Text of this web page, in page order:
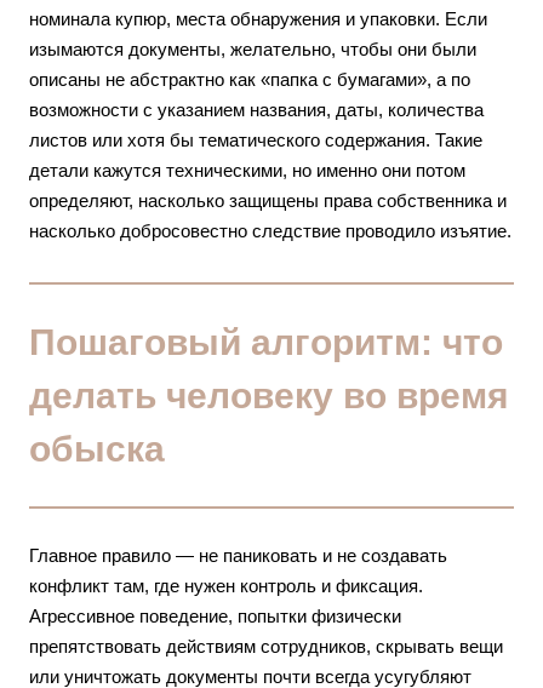
номинала купюр, места обнаружения и упаковки. Если
изымаются документы, желательно, чтобы они были
описаны не абстрактно как «папка с бумагами», а по
возможности с указанием названия, даты, количества
листов или хотя бы тематического содержания. Такие
детали кажутся техническими, но именно они потом
определяют, насколько защищены права собственника и
насколько добросовестно следствие проводило изъятие.
Пошаговый алгоритм: что
делать человеку во время
обыска
Главное правило — не паниковать и не создавать
конфликт там, где нужен контроль и фиксация.
Агрессивное поведение, попытки физически
препятствовать действиям сотрудников, скрывать вещи
или уничтожать документы почти всегда усугубляют